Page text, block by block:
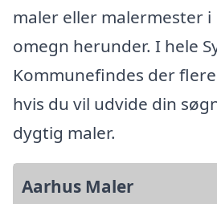
maler eller malermester i
omegn herunder. I hele
Kommunefindes der
hvis du vil udvide din
dygtig maler.
Aarhus Maler